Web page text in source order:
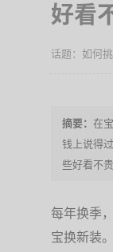
好看
如何
在
钱上说得
些好看不
每年换季
宝换新装